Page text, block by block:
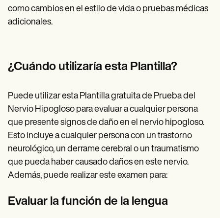
como cambios en el estilo de vida o pruebas médicas
adicionales.
¿Cuándo utilizaría esta Plantilla?
Puede utilizar esta Plantilla gratuita de Prueba del
Nervio Hipogloso para evaluar a cualquier persona
que presente signos de daño en el nervio hipogloso.
Esto incluye a cualquier persona con un trastorno
neurológico, un derrame cerebral o un traumatismo
que pueda haber causado daños en este nervio.
Además, puede realizar este examen para:
Evaluar la función de la lengua